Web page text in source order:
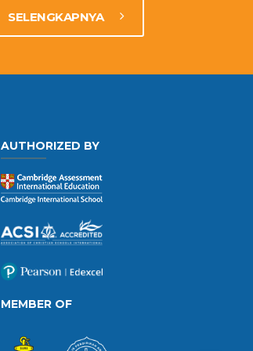
SELENGKAPNYA
AUTHORIZED BY
MEMBER OF